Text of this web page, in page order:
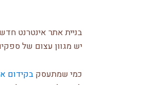
בניית אתר אינטרנט
יש מגוון עצום של
כמי שמתעסק בקידום